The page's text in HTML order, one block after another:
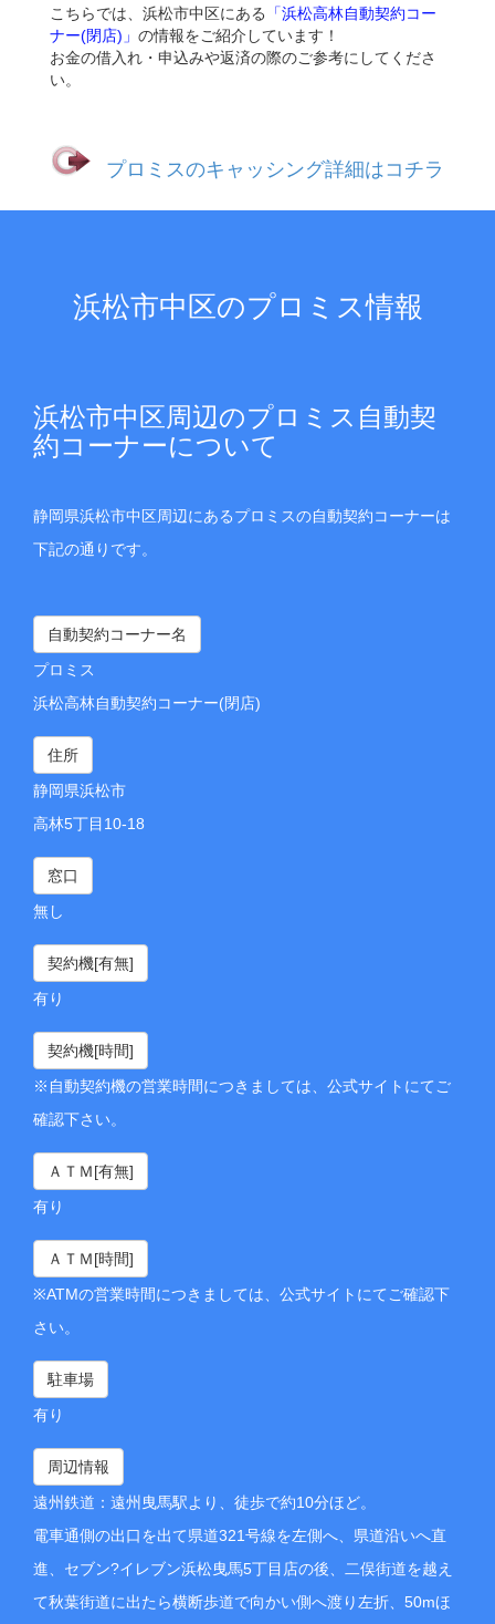
こちらでは、浜松市中区にある
「浜松高林自動契約コー
ナー(閉店)」 の情報をご紹介しています！
お金の借入れ・申込みや返済の際のご参考にしてくださ
い。
プロミスのキャッシング詳細はコチラ
浜松市中区のプロミス情報
浜松市中区周辺のプロミス自動契
約コーナーについて
静岡県浜松市中区周辺にあるプロミスの自動契約コーナーは
下記の通りです。
自動契約コーナー名
プロミス
浜松高林自動契約コーナー(閉店)
住所
静岡県浜松市
高林5丁目10-18
窓口
無し
契約機[有無]
有り
契約機[時間]
※自動契約機の営業時間につきましては、公式サイトにてご
確認下さい。
ＡＴＭ[有無]
有り
ＡＴＭ[時間]
※ATMの営業時間につきましては、公式サイトにてご確認下
さい。
駐車場
有り
周辺情報
遠州鉄道：遠州曳馬駅より、徒歩で約10分ほど。
電車通側の出口を出て県道321号線を左側へ、県道沿いへ直
進、セブン?イレブン浜松曳馬5丁目店の後、二俣街道を越え
て秋葉街道に出たら横断歩道で向かい側へ渡り左折、50mほ